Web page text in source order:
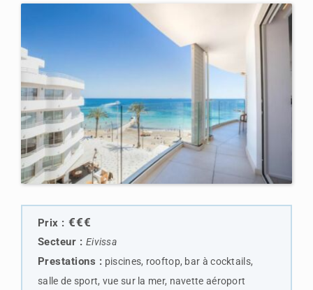
Prix : €€€
Secteur : Eivissa
Prestations : piscines, rooftop, bar à cocktails,
salle de sport, vue sur la mer, navette aéroport